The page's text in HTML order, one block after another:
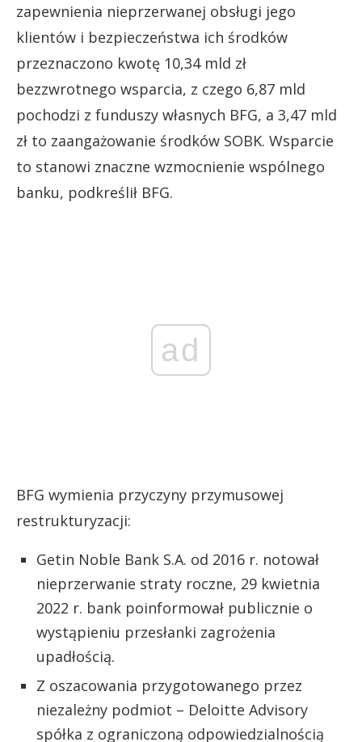
zapewnienia nieprzerwanej obsługi jego
klientów i bezpieczeństwa ich środków
przeznaczono kwotę 10,34 mld zł
bezzwrotnego wsparcia, z czego 6,87 mld
pochodzi z funduszy własnych BFG, a 3,47 mld
zł to zaangażowanie środków SOBK. Wsparcie
to stanowi znaczne wzmocnienie wspólnego
banku, podkreślił BFG.
ad
BFG wymienia przyczyny przymusowej
restrukturyzacji:
Getin Noble Bank S.A. od 2016 r. notował
nieprzerwanie straty roczne, 29 kwietnia
2022 r. bank poinformował publicznie o
wystąpieniu przesłanki zagrożenia
upadłością.
Z oszacowania przygotowanego przez
niezależny podmiot – Deloitte Advisory
spółka z ograniczoną odpowiedzialnością